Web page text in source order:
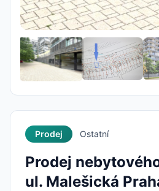
Prodej Ostatní
Prodej
ul. Malešická